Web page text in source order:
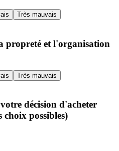
Très mauvais
propreté et l'organisation
Très mauvais
décision d'acheter
choix possibles)